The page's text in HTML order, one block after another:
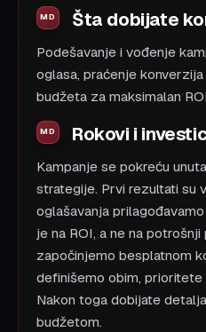
Šta dobijate
Podešavanje i vođenje
oglasa, praćenje
budžeta za maksimalan
Rokovi i
Kampanje se pokreću
strategije. Prvi rezultati su
oglašavanja
je na ROI, a ne na
započinjemo besplatnom
definišemo obim, prioritete
Nakon toga dobijate
budžetom.